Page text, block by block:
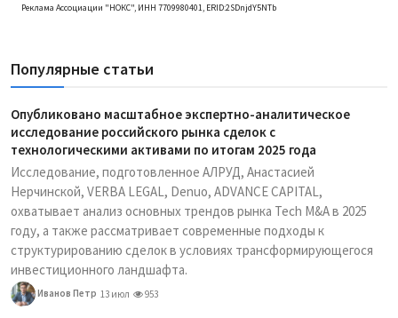
Реклама Ассоциации "НОКС", ИНН 7709980401, ERID:2SDnjdY5NTb
Популярные статьи
Опубликовано масштабное экспертно-аналитическое
исследование российского рынка сделок с
технологическими активами по итогам 2025 года
Исследование, подготовленное АЛРУД, Анастасией
Нерчинской, VERBA LEGAL, Denuo, ADVANCE CAPITAL,
охватывает анализ основных трендов рынка Tech M&A в 2025
году, а также рассматривает современные подходы к
структурированию сделок в условиях трансформирующегося
инвестиционного ландшафта.
Иванов Петр 13 июл 953